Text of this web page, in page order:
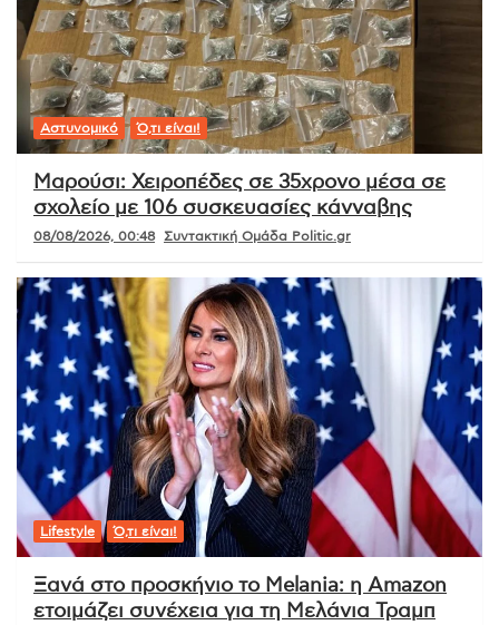
Αστυνομικό Ό,τι είναι!
Μαρούσι: Χειροπέδες σε 35χρονο μέσα σε
σχολείο με 106 συσκευασίες κάνναβης
08/08/2026, 00:48 Συντακτική Ομάδα Politic.gr
Lifestyle Ό,τι είναι!
Ξανά στο προσκήνιο το Melania: η Amazon
ετοιμάζει συνέχεια για τη Μελάνια Τραμπ